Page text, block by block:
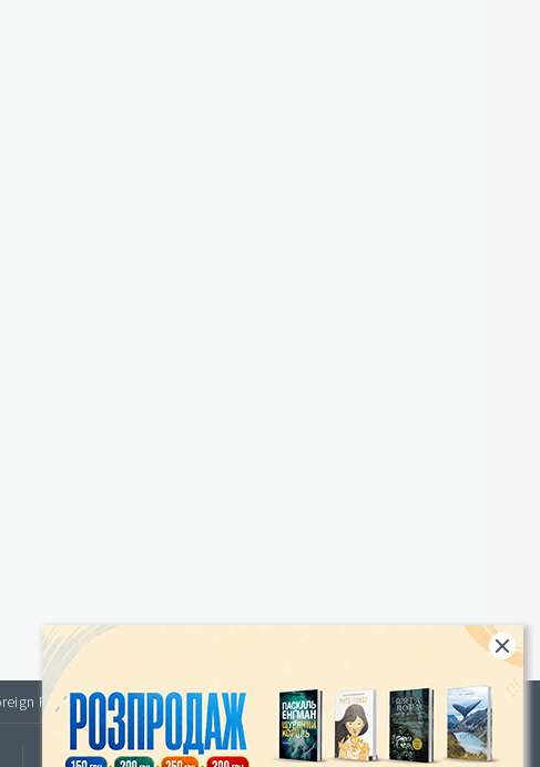
Rights |
Інтернет-магазин «Видавництво Богдан»: